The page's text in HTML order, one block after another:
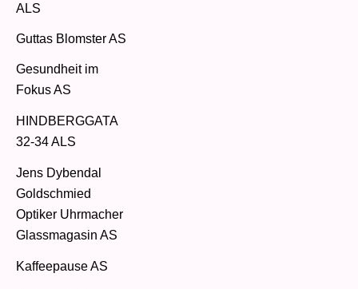
ALS
Guttas Blomster AS
Gesundheit im
Fokus AS
HINDBERGGATA
32-34 ALS
Jens Dybendal
Goldschmied
Optiker Uhrmacher
Glassmagasin AS
Kaffeepause AS